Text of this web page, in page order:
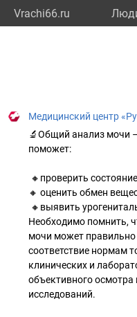
Vrachi66.ru
Медицинский центр
🔬Общий анализ мочи
поможет:
🔸проверить
🔸 оценить обмен
🔸выявить
Необходимо помнить,
мочи может правильно
соответствие нормам
клинических и
объективного
исследований.